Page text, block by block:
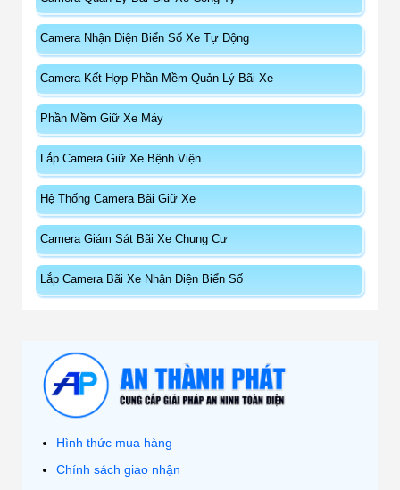
Camera Nhận Diện Biển Số Xe Tự Động
Camera Kết Hợp Phần Mềm Quản Lý Bãi Xe
Phần Mềm Giữ Xe Máy
Lắp Camera Giữ Xe Bệnh Viện
Hệ Thống Camera Bãi Giữ Xe
Camera Giám Sát Bãi Xe Chung Cư
Lắp Camera Bãi Xe Nhận Diện Biển Số
Hình thức mua hàng
Chính sách giao nhận